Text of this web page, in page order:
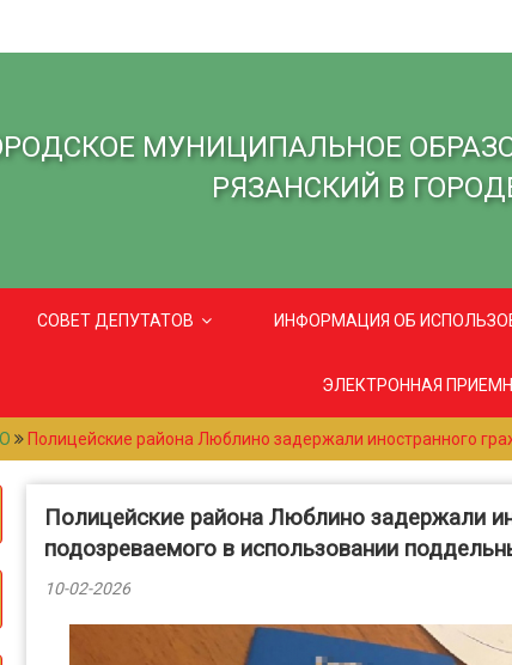
МУНИЦИПАЛЬНОЕ
РЯЗАНСКИЙ В
СОВЕТ ДЕПУТАТОВ ИНФОРМАЦИЯ ОБ
ЭЛЕКТРОННАЯ
Полицейские района Люблино задержали иностранного
Полицейские района Люблино задержали
подозреваемого в использовании
10-02-2026